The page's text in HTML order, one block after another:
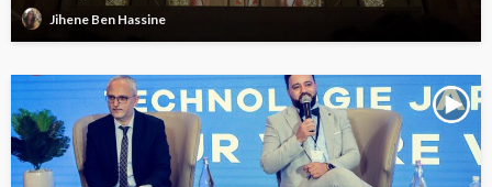
Jihene Ben Hassine